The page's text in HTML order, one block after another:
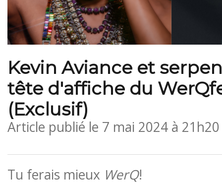
Kevin Aviance et
tête d'affiche du
(Exclusif)
Article publié le 7 mai 2024 à 21h20
Tu ferais mieux WerQ!